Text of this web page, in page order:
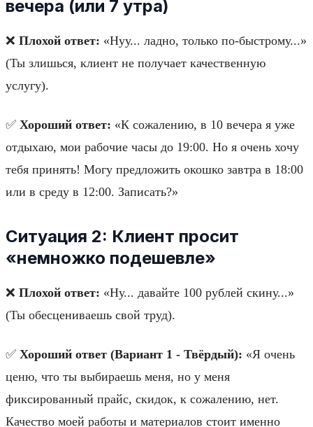
вечера (или 7 утра)
❌ Плохой ответ: «Нуу... ладно, только по-быстрому...»
(Ты злишься, клиент не получает качественную
услугу).
✅ Хороший ответ: «К сожалению, в 10 вечера я уже
отдыхаю, мои рабочие часы до 19:00. Но я очень хочу
тебя принять! Могу предложить окошко завтра в 18:00
или в среду в 12:00. Записать?»
Ситуация 2: Клиент просит
«немножко подешевле»
❌ Плохой ответ: «Ну... давайте 100 рублей скину...»
(Ты обесцениваешь свой труд).
✅ Хороший ответ (Вариант 1 - Твёрдый): «Я очень
ценю, что ты выбираешь меня, но у меня
фиксированный прайс, скидок, к сожалению, нет.
Качество моей работы и материалов стоит именно